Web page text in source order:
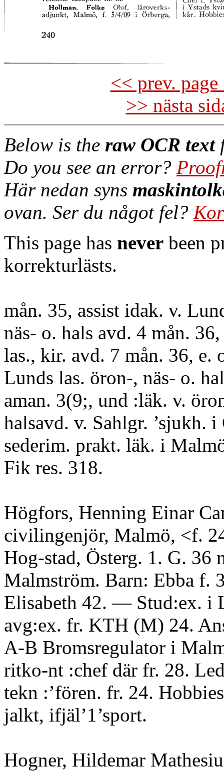
<< prev.
>> nästa
Below is the raw OCR text
Do you see an error?
Här nedan syns
ovan. Ser du något fel?
This page has never been
korrekturlästs.
mån. 35, assist idak. v.
näs- o. hals avd. 4 mån.
las., kir. avd. 7 mån. 36, e.
Lunds las. öron-, näs- o.
aman. 3(9;, und :läk. v.
halsavd. v. Sahlgr. ’sjukh.
sederim. prakt. läk. i
Fik res. 318.
Högfors, Henning Einar
civilingenjör, Malmö, <f.
Hog-stad, Österg. 1. G. 36
Malmström. Barn: Ebba f.
Elisabeth 42. — Stud:ex. i
avg:ex. fr. KTH (M) 24.
A-B Bromsregulator i
ritko-nt :chef där fr. 28.
tekn :’fören. fr. 24.
jalkt, ifjäl’1’sport.
Hogner, Hildemar